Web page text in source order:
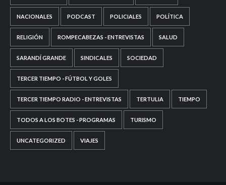
NACIONALES PODCAST POLICIALES POLÍTICA
RELIGIÓN ROMPECABEZAS - ENTREVISTAS SALUD
SARANDÍ GRANDE SINDICALES SOCIEDAD
TERCER TIEMPO - FÚTBOL Y GOLES
TERCER TIEMPO RADIO - ENTREVISTAS TERTULIA TIEMPO
TODOS A LOS BOTES - PROGRAMAS TURISMO
UNCATEGORIZED VIAJES